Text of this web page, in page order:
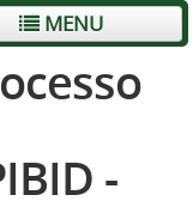
MENU
-